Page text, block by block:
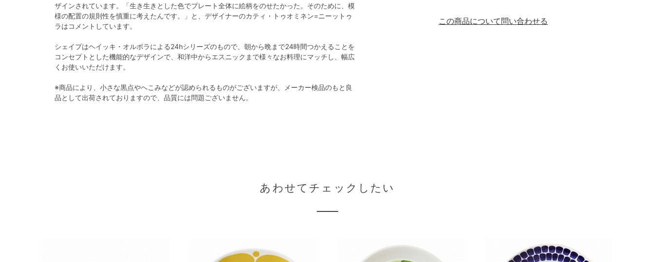
ザインされています。「生き生きとした色でプレート全体に絵柄をのせたかった。そのために、模
様の配置の規則性を慎重に考えたんです。」と、デザイナーのカティ・トゥオミネン=ニーットゥ
ラはコメントしています。
シェイプはヘイッキ・オルボラによる24hシリーズのもので、朝から晩まで24時間つかえることを
コンセプトとした機能的なデザインで、和洋中からエスニックまで様々なお料理にマッチし、幅広
くお使いいただけます。
※商品により、小さな黒点やへこみなどが認められるものがございますが、メーカー検品のもと良
品として出荷されておりますので、品質には問題ございません。
この商品について問い合わせる
あわせてチェックしたい